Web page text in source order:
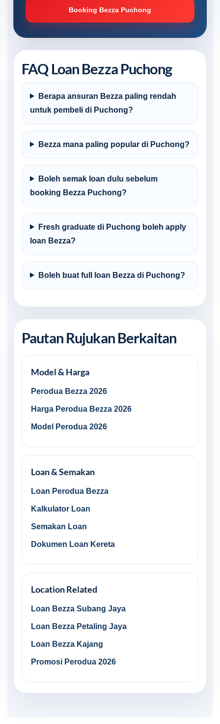
Booking Bezza Puchong
FAQ Loan Bezza Puchong
Berapa ansuran Bezza paling rendah
untuk pembeli di Puchong?
Bezza mana paling popular di Puchong?
Boleh semak loan dulu sebelum
booking Bezza Puchong?
Fresh graduate di Puchong boleh apply
loan Bezza?
Boleh buat full loan Bezza di Puchong?
Pautan Rujukan Berkaitan
Model & Harga
Perodua Bezza 2026
Harga Perodua Bezza 2026
Model Perodua 2026
Loan & Semakan
Loan Perodua Bezza
Kalkulator Loan
Semakan Loan
Dokumen Loan Kereta
Location Related
Loan Bezza Subang Jaya
Loan Bezza Petaling Jaya
Loan Bezza Kajang
Promosi Perodua 2026